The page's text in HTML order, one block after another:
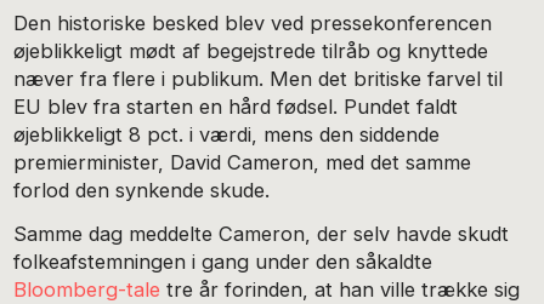
Den historiske besked blev ved pressekonferencen
øjeblikkeligt mødt af begejstrede tilråb og knyttede
næver fra flere i publikum. Men det britiske farvel til
EU blev fra starten en hård fødsel. Pundet faldt
øjeblikkeligt 8 pct. i værdi, mens den siddende
premierminister, David Cameron, med det samme
forlod den synkende skude.
Samme dag meddelte Cameron, der selv havde skudt
folkeafstemningen i gang under den såkaldte
Bloomberg-tale tre år forinden, at han ville trække sig